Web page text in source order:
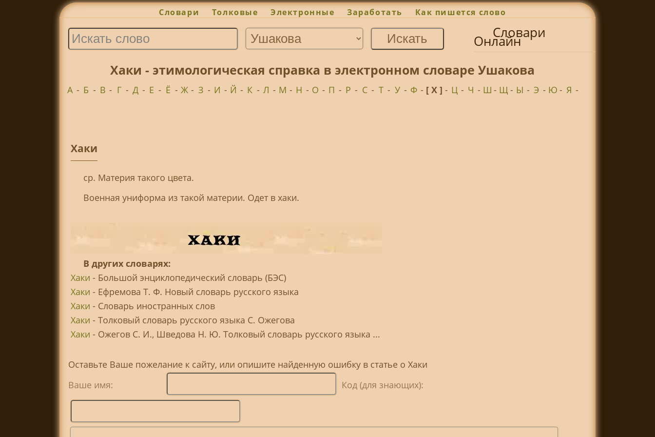
Словари Толковые Электронные Заработать Как пишется слово
Словари
Онлайн
Хаки - этимологическая справка в электронном словаре Ушакова
А - Б - В - Г - Д - Е - Ё - Ж - З - И - Й - К - Л - М - Н - О - П - Р - С - Т - У - Ф - [ Х ] - Ц - Ч - Ш - Щ - Ы - Э - Ю- Я -
Хаки
ср. Материя такого цвета.
Военная униформа из такой материи. Одет в хаки.
В других словарях:
Хаки - Большой энциклопедический словарь (БЭС)
Хаки - Ефремова Т. Ф. Новый словарь русского языка
Хаки - Словарь иностранных слов
Хаки - Толковый словарь русского языка С. Ожегова
Хаки - Ожегов С. И., Шведова Н. Ю. Толковый словарь русского языка ...
Оставьте Ваше пожелание к сайту, или опишите найденную ошибку в статье о Хаки
Ваше имя:
Код (для знающих):